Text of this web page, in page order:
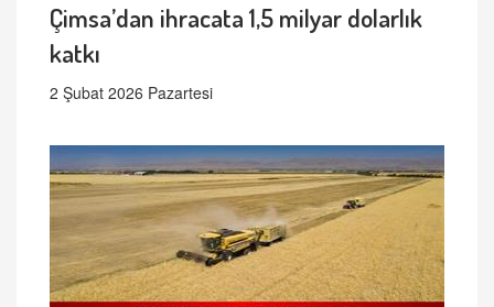
Çimsa’dan ihracata 1,5 milyar dolarlık
katkı
2 Şubat 2026 Pazartesi